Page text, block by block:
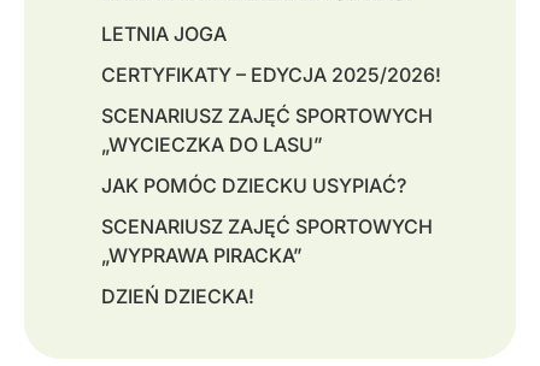
LETNIA JOGA
CERTYFIKATY – EDYCJA 2025/2026!
SCENARIUSZ ZAJĘĆ SPORTOWYCH
„WYCIECZKA DO LASU”
JAK POMÓC DZIECKU USYPIAĆ?
SCENARIUSZ ZAJĘĆ SPORTOWYCH
„WYPRAWA PIRACKA”
DZIEŃ DZIECKA!